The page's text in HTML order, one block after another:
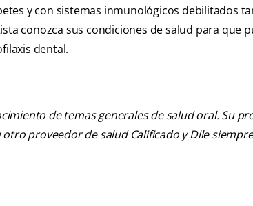
y con sistemas inmunológicos debilitados
conozca sus condiciones de salud para que
dental.
de temas generales de salud oral. Su
proveedor de salud Calificado y Dile